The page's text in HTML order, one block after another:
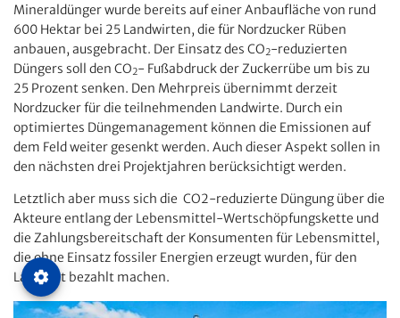
Mineraldünger wurde bereits auf einer Anbaufläche von rund
600 Hektar bei 25 Landwirten, die für Nordzucker Rüben
anbauen, ausgebracht. Der Einsatz des CO2-reduzierten
Düngers soll den CO2- Fußabdruck der Zuckerrübe um bis zu
25 Prozent senken. Den Mehrpreis übernimmt derzeit
Nordzucker für die teilnehmenden Landwirte. Durch ein
optimiertes Düngemanagement können die Emissionen auf
dem Feld weiter gesenkt werden. Auch dieser Aspekt sollen in
den nächsten drei Projektjahren berücksichtigt werden.
Letztlich aber muss sich die CO2-reduzierte Düngung über die
Akteure entlang der Lebensmittel-Wertschöpfungskette und
die Zahlungsbereitschaft der Konsumenten für Lebensmittel,
die ohne Einsatz fossiler Energien erzeugt wurden, für den
Landwirt bezahlt machen.